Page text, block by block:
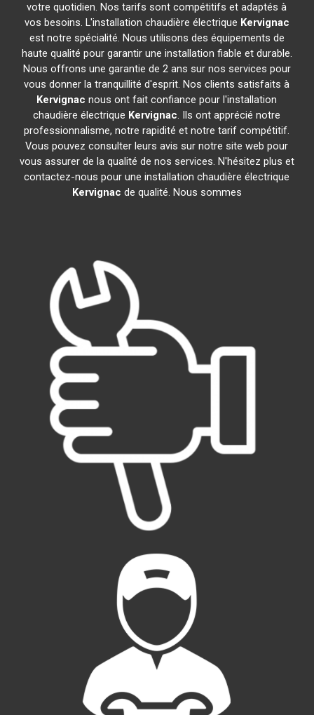
votre quotidien. Nos tarifs sont compétitifs et adaptés à
vos besoins. L'installation chaudière électrique Kervignac
est notre spécialité. Nous utilisons des équipements de
haute qualité pour garantir une installation fiable et durable.
Nous offrons une garantie de 2 ans sur nos services pour
vous donner la tranquillité d'esprit. Nos clients satisfaits à
Kervignac nous ont fait confiance pour l'installation
chaudière électrique Kervignac. Ils ont apprécié notre
professionnalisme, notre rapidité et notre tarif compétitif.
Vous pouvez consulter leurs avis sur notre site web pour
vous assurer de la qualité de nos services. N'hésitez plus et
contactez-nous pour une installation chaudière électrique
Kervignac de qualité. Nous sommes